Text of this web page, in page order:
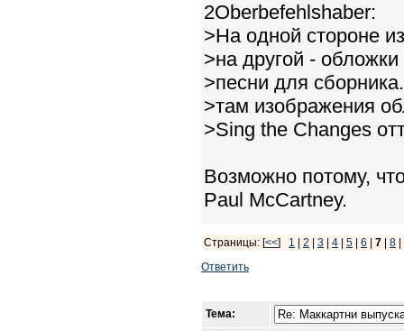
2Oberbefehlshaber:
>На одной стороне
>на другой -
>песни для
>там изображения
>Sing the Changes
Возможно потому,
Paul McCartney.
Страницы: [<<] 1 2 3 4 5 6 7 8
Ответить
Тема: